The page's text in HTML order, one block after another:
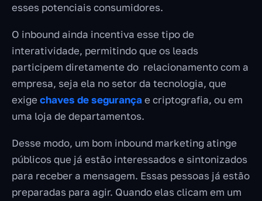
esses potenciais consumidores.
O inbound ainda incentiva esse tipo de
interatividade, permitindo que os leads
participem diretamente do relacionamento com a
empresa, seja ela no setor da tecnologia, que
exige chaves de segurançae criptografia, ou em
uma loja de departamentos.
Desse modo, um bom inbound marketing atinge
públicos que já estão interessados ​​e sintonizados
para receber a mensagem. Essas pessoas já estão
preparadas para agir. Quando elas clicam em um